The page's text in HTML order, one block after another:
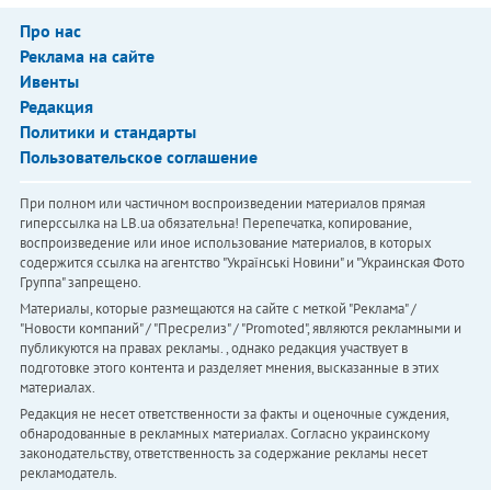
Про нас
Реклама на сайте
Ивенты
Редакция
Политики и стандарты
Пользовательское соглашение
При полном или частичном воспроизведении материалов прямая
гиперссылка на LB.ua обязательна! Перепечатка, копирование,
воспроизведение или иное использование материалов, в которых
содержится ссылка на агентство "Українськi Новини" и "Украинская Фото
Группа" запрещено.
Материалы, которые размещаются на сайте с меткой "Реклама" /
"Новости компаний" / "Пресрелиз" / "Promoted", являются рекламными и
публикуются на правах рекламы. , однако редакция участвует в
подготовке этого контента и разделяет мнения, высказанные в этих
материалах.
Редакция не несет ответственности за факты и оценочные суждения,
обнародованные в рекламных материалах. Согласно украинскому
законодательству, ответственность за содержание рекламы несет
рекламодатель.